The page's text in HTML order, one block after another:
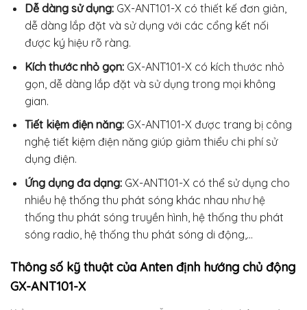
Dễ dàng sử dụng:GX-ANT101-X có thiết kế đơn giản,
dễ dàng lắp đặt và sử dụng với các cổng kết nối
được ký hiệu rõ ràng.
Kích thước nhỏ gọn:GX-ANT101-X có kích thước nhỏ
gọn, dễ dàng lắp đặt và sử dụng trong mọi không
gian.
Tiết kiệm điện năng:GX-ANT101-X được trang bị công
nghệ tiết kiệm điện năng giúp giảm thiểu chi phí sử
dụng điện.
Ứng dụng đa dạng:GX-ANT101-X có thể sử dụng cho
nhiều hệ thống thu phát sóng khác nhau như hệ
thống thu phát sóng truyền hình, hệ thống thu phát
sóng radio, hệ thống thu phát sóng di động,…
Thông số kỹ thuật của Anten định hướng chủ động
GX-ANT101-X